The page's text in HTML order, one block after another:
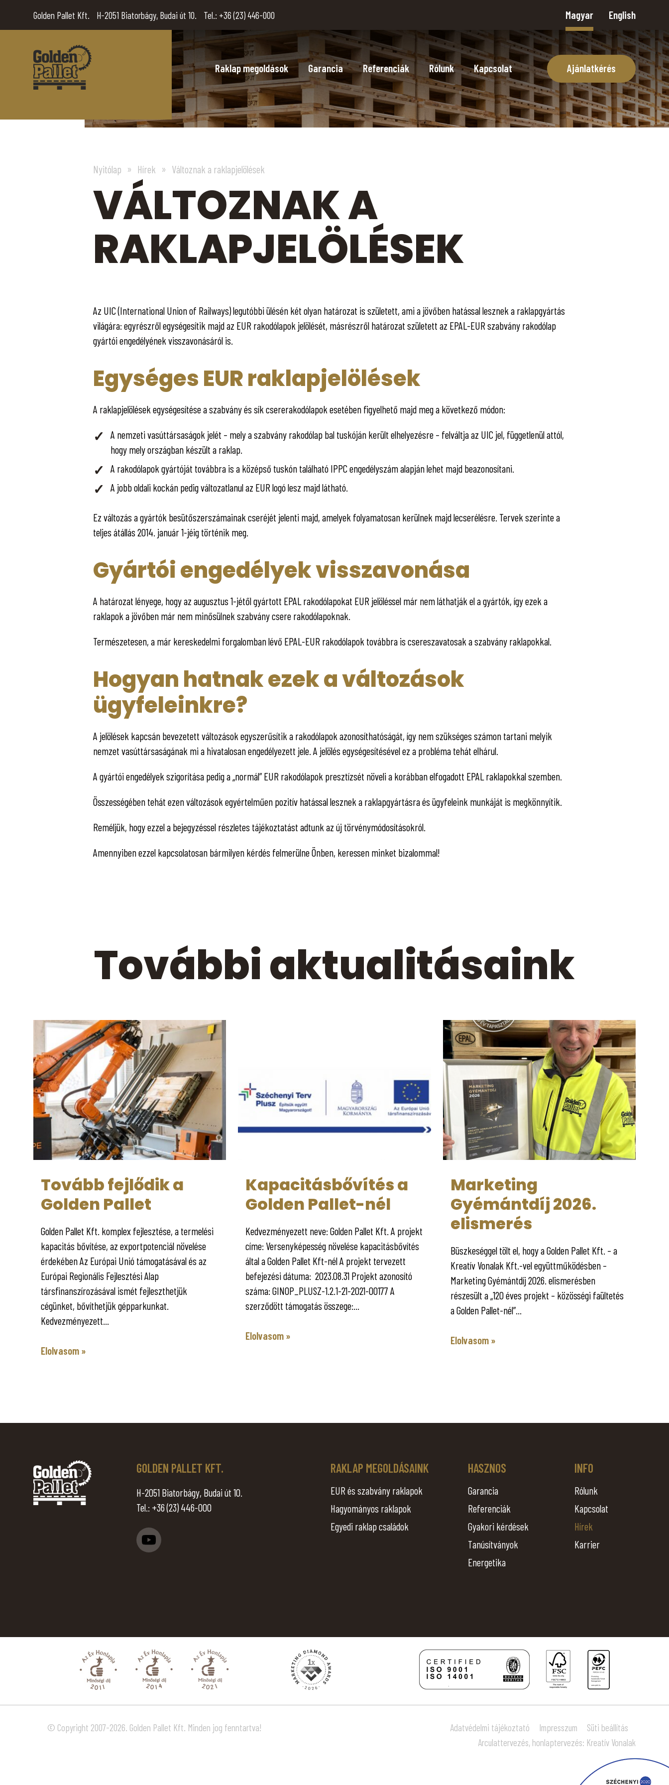
Golden Pallet Kft. H-2051 Biatorbágy, Budai út 10. Tel.: +36 (23) 446-000 Magyar English
Raklap megoldások Garancia Referenciák Rólunk Kapcsolat Ajánlatkérés
Nyitólap Hírek Változnak a raklapjelölések
VÁLTOZNAK A
RAKLAPJELÖLÉSEK
Az UIC (International Union of Railways) legutóbbi ülésén két olyan határozat is született, ami a jövőben hatással lesznek a raklapgyártás
világára: egyrészről egységesítik majd az EUR rakodólapok jelölését, másrészről határozat született az EPAL-EUR szabvány rakodólap
gyártói engedélyének visszavonásáról is.
Egységes EUR raklapjelölések
A raklapjelölések egységesítése a szabvány és sík csererakodólapok esetében figyelhető majd meg a következő módon:
A nemzeti vasúttársaságok jelét – mely a szabvány rakodólap bal tuskóján került elhelyezésre – felváltja az UIC jel, függetlenül attól,
hogy mely országban készült a raklap.
A rakodólapok gyártóját továbbra is a középső tuskón található IPPC engedélyszám alapján lehet majd beazonosítani.
A jobb oldali kockán pedig változatlanul az EUR logó lesz majd látható.
Ez változás a gyártók besütőszerszámainak cseréjét jelenti majd, amelyek folyamatosan kerülnek majd lecserélésre. Tervek szerinte a
teljes átállás 2014. január 1-jéig történik meg.
Gyártói engedélyek visszavonása
A határozat lényege, hogy az augusztus 1-jétől gyártott EPAL rakodólapokat EUR jelöléssel már nem láthatják el a gyártók, így ezek a
raklapok a jövőben már nem minősülnek szabvány csere rakodólapoknak.
Természetesen, a már kereskedelmi forgalomban lévő EPAL-EUR rakodólapok továbbra is csereszavatosak a szabvány raklapokkal.
Hogyan hatnak ezek a változások
ügyfeleinkre?
A jelölések kapcsán bevezetett változások egyszerűsítik a rakodólapok azonosíthatóságát, így nem szükséges számon tartani melyik
nemzet vasúttársaságának mi a hivatalosan engedélyezett jele. A jelölés egységesítésével ez a probléma tehát elhárul.
A gyártói engedélyek szigorítása pedig a „normál” EUR rakodólapok presztízsét növeli a korábban elfogadott EPAL raklapokkal szemben.
Összességében tehát ezen változások egyértelműen pozitív hatással lesznek a raklapgyártásra és ügyfeleink munkáját is megkönnyítik.
Reméljük, hogy ezzel a bejegyzéssel részletes tájékoztatást adtunk az új törvénymódosításokról.
Amennyiben ezzel kapcsolatosan bármilyen kérdés felmerülne Önben, keressen minket bizalommal!
További aktualitásaink
Tovább fejlődik a
Golden Pallet
Golden Pallet Kft. komplex fejlesztése, a termelési
kapacitás bővítése, az exportpotenciál növelése
érdekében Az Európai Unió támogatásával és az
Európai Regionális Fejlesztési Alap
társfinanszírozásával ismét fejleszthetjük
cégünket, bővíthetjük gépparkunkat.
Kedvezményezett...
Elolvasom »
Kapacitásbővítés a
Golden Pallet-nél
Kedvezményezett neve: Golden Pallet Kft. A projekt
címe: Versenyképesség növelése kapacitásbővítés
által a Golden Pallet Kft-nél A projekt tervezett
befejezési dátuma: 2023.08.31 Projekt azonosító
száma: GINOP_PLUSZ-1.2.1-21-2021-00177 A
szerződött támogatás összege:...
Elolvasom »
Marketing
Gyémántdíj 2026.
elismerés
Büszkeséggel tölt el, hogy a Golden Pallet Kft. – a
Kreatív Vonalak Kft.-vel együttműködésben –
Marketing Gyémántdíj 2026. elismerésben
részesült a „120 éves projekt – közösségi faültetés
a Golden Pallet-nél”...
Elolvasom »
GOLDEN PALLET KFT.
H-2051 Biatorbágy, Budai út 10.
Tel.: +36 (23) 446-000
RAKLAP MEGOLDÁSAINK
EUR és szabvány raklapok
Hagyományos raklapok
Egyedi raklap családok
HASZNOS
Garancia
Referenciák
Gyakori kérdések
Tanúsítványok
Energetika
INFO
Rólunk
Kapcsolat
Hírek
Karrier
© Copyright 2007-2026. Golden Pallet Kft. Minden jog fenntartva! Adatvédelmi tájékoztató Impresszum
Süti beállítás
Arculattervezés, honlaptervezés: Kreatív Vonalak